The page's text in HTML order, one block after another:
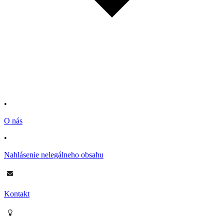
•
O nás
•
Nahlásenie nelegálneho obsahu
Kontakt